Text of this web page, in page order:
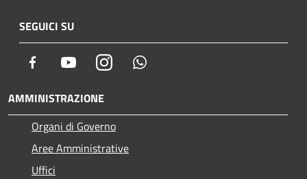
SEGUICI SU
Facebook YoutubeInstagram
AMMINISTRAZIONE
Organi di Governo
Aree Amministrative
Uffici